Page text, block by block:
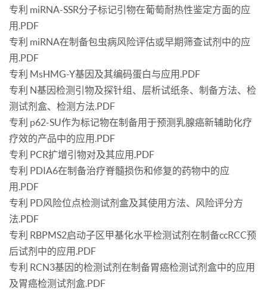
专利 miRNA-SSR分子标记引物在葡萄耐热性鉴定方面的应
用.PDF
专利 miRNA在制备包虫病风险评估或早期筛查试剂中的应
用.PDF
专利 MsHMG-Y基因及其编码蛋白与应用.PDF
专利 N基因检测引物及探针组、层析试纸条、制备方法、检
测试剂盒、检测方法.PDF
专利 p62-SU作为标记物在制备用于预测乳腺癌新辅助化疗
疗效的产品中的应用.PDF
专利 PCR扩增引物对及其应用.PDF
专利 PDIA6在制备治疗脊髓损伤和修复的药物中的应
用.PDF
专利 PD风险位点检测试剂盒及其使用方法、风险评分方
法.PDF
专利 RBPMS2启动子区甲基化水平检测试剂在制备ccRCC预
后试剂中的应用.PDF
专利 RCN3基因的检测试剂在制备胃癌检测试剂盒中的应用
及胃癌检测试剂盒.PDF